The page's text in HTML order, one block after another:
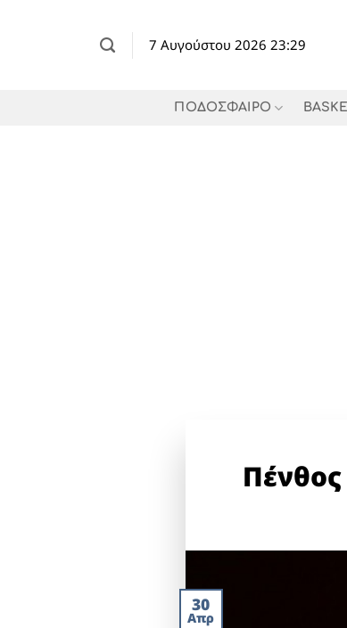
7 Αυγούστου 2026 23:29
ΠΟΔΟΣΦΑΙΡΟ
30
Απρ